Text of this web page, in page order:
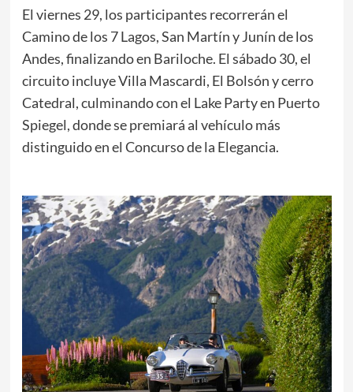
El viernes 29, los participantes recorrerán el
Camino de los 7 Lagos, San Martín y Junín de los
Andes, finalizando en Bariloche. El sábado 30, el
circuito incluye Villa Mascardi, El Bolsón y cerro
Catedral, culminando con el Lake Party en Puerto
Spiegel, donde se premiará al vehículo más
distinguido en el Concurso de la Elegancia.